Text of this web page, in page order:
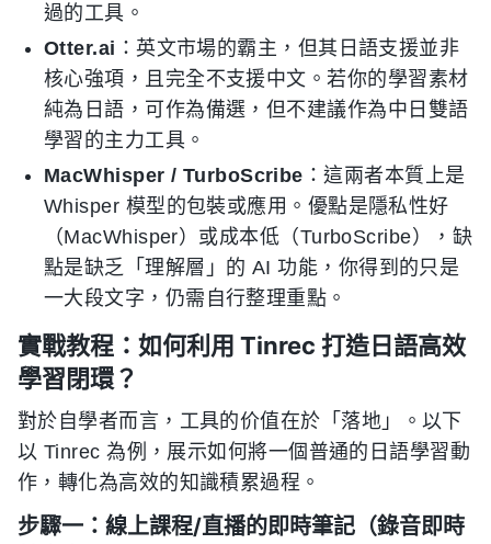
過的工具。
Otter.ai ：英文市場的霸主，但其日語支援並非
核心強項，且完全不支援中文。若你的學習素材
純為日語，可作為備選，但不建議作為中日雙語
學習的主力工具。
MacWhisper / TurboScribe ：這兩者本質上是
Whisper 模型的包裝或應用。優點是隱私性好
（MacWhisper）或成本低（TurboScribe），缺
點是缺乏「理解層」的 AI 功能，你得到的只是
一大段文字，仍需自行整理重點。
實戰教程：如何利用 Tinrec 打造日語高效
學習閉環？
對於自學者而言，工具的价值在於「落地」。以下
以 Tinrec 為例，展示如何將一個普通的日語學習動
作，轉化為高效的知識積累過程。
步驟一：線上課程/直播的即時筆記（錄音即時